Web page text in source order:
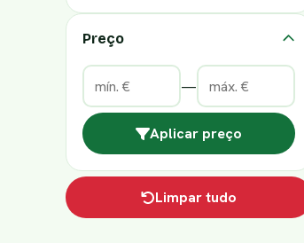
Preço
—
Aplicar preço
Limpar tudo